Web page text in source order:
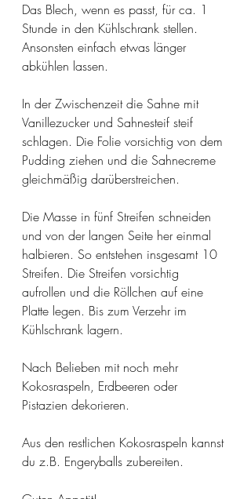
Das Blech, wenn es passt, für ca. 1
Stunde in den Kühlschrank stellen.
Ansonsten einfach etwas länger
abkühlen lassen.
In der Zwischenzeit die Sahne mit
Vanillezucker und Sahnesteif steif
schlagen. Die Folie vorsichtig von dem
Pudding ziehen und die Sahnecreme
gleichmäßig darüberstreichen.
Die Masse in fünf Streifen schneiden
und von der langen Seite her einmal
halbieren. So entstehen insgesamt 10
Streifen. Die Streifen vorsichtig
aufrollen und die Röllchen auf eine
Platte legen. Bis zum Verzehr im
Kühlschrank lagern.
Nach Belieben mit noch mehr
Kokosraspeln, Erdbeeren oder
Pistazien dekorieren.
Aus den restlichen Kokosraspeln kannst
du z.B. Engeryballs zubereiten.